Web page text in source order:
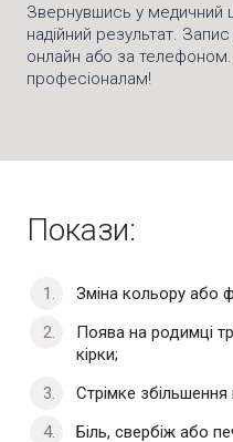
Звернувшись у медичний
надійний результат.
онлайн або за
професіоналам!
Покази:
Зміна кольору або
Поява на родимці
кірки;
Стрімке
Біль, свербіж або